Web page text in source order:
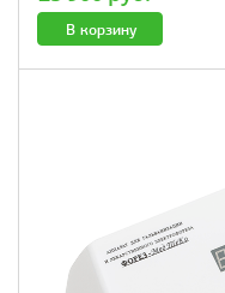
В корзину